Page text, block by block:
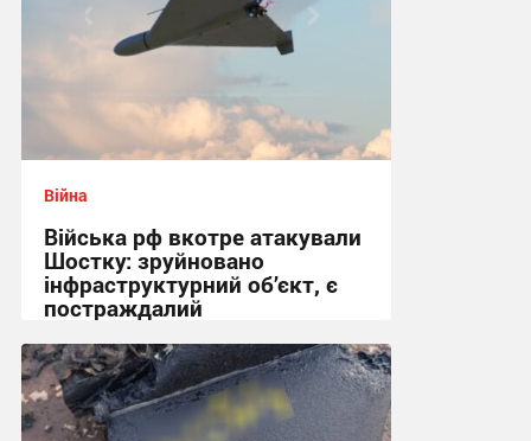
Війна
Війська рф вкотре атакували
Шостку: зруйновано
інфраструктурний об’єкт, є
постраждалий
18:50 вчора